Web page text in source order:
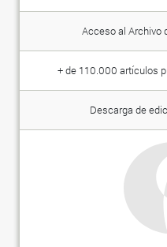
Acceso al Archivo
+ de 110.000 artículos
Descarga de